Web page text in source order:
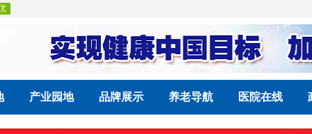
产业园地 品牌展示 养老导航 医院在线